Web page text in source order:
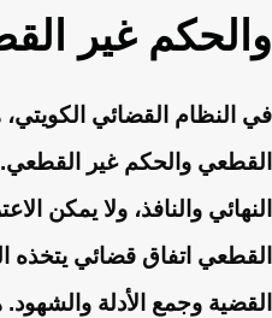
والحكم غير
في النظام القضائي
القطعي والحكم غير
النهائي والنافذ، ولا يمكن
القطعي اتفاق قضائي يتخذه
القضية وجمع الأدلة